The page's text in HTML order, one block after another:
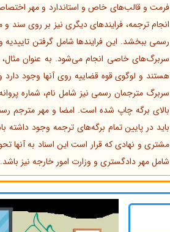
فرمت و قالب‌های خاص و استاندارد و مهر
انجام ترجمه، فرایندهای دیگری نیز بر روی سند
رسمی ببخشد. این فرایندها شامل گرفتن تاییدیه
سربرگ‌های خاصی انجام می‌شود. به عنوان
هستند و لوگوی قوه قضاییه روی آنها وجود
سربرگ مترجمان رسمی نیز شامل نام، شماره
بالای برگه چاپ شده است. امضا و مهر مترجم
باید در پایین تمام برگه‌های ترجمه وجود داشته
مشتری و نهادی که قرار است این اسناد به
شامل مهر دادگستری و وزارت امور خارجه نیز باشد.